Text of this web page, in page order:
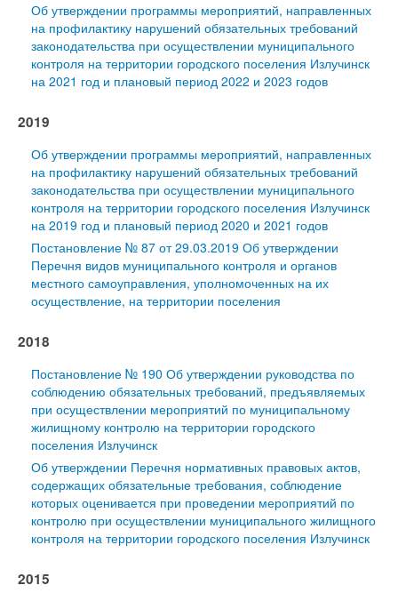
Об утверждении программы мероприятий, направленных
на профилактику нарушений обязательных требований
законодательства при осуществлении муниципального
контроля на территории городского поселения Излучинск
на 2021 год и плановый период 2022 и 2023 годов
2019
Об утверждении программы мероприятий, направленных
на профилактику нарушений обязательных требований
законодательства при осуществлении муниципального
контроля на территории городского поселения Излучинск
на 2019 год и плановый период 2020 и 2021 годов
Постановление № 87 от 29.03.2019 Об утверждении
Перечня видов муниципального контроля и органов
местного самоуправления, уполномоченных на их
осуществление, на территории поселения
2018
Постановление № 190 Об утверждении руководства по
соблюдению обязательных требований, предъявляемых
при осуществлении мероприятий по муниципальному
жилищному контролю на территории городского
поселения Излучинск
Об утверждении Перечня нормативных правовых актов,
содержащих обязательные требования, соблюдение
которых оценивается при проведении мероприятий по
контролю при осуществлении муниципального жилищного
контроля на территории городского поселения Излучинск
2015